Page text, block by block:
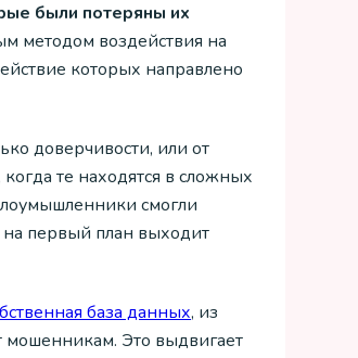
были потеряны их
методом воздействия на
которых направлено
доверчивости, или от
те находятся в сложных
смогли
первый план выходит
база данных, из
мошенникам. Это выдвигает